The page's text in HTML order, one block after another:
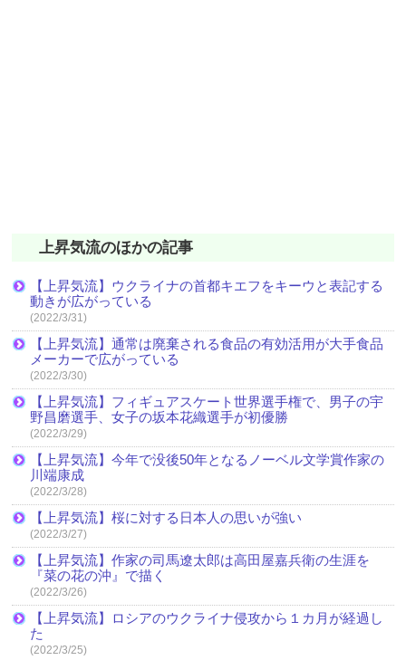
上昇気流のほかの記事
【上昇気流】ウクライナの首都キエフをキーウと表記する
動きが広がっている
(2022/3/31)
【上昇気流】通常は廃棄される食品の有効活用が大手食品
メーカーで広がっている
(2022/3/30)
【上昇気流】フィギュアスケート世界選手権で、男子の宇
野昌磨選手、女子の坂本花織選手が初優勝
(2022/3/29)
【上昇気流】今年で没後50年となるノーベル文学賞作家の
川端康成
(2022/3/28)
【上昇気流】桜に対する日本人の思いが強い
(2022/3/27)
【上昇気流】作家の司馬遼太郎は高田屋嘉兵衛の生涯を
『菜の花の沖』で描く
(2022/3/26)
【上昇気流】ロシアのウクライナ侵攻から１カ月が経過し
た
(2022/3/25)